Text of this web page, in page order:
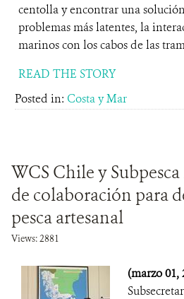
centolla y encontrar una
problemas más latentes, la
marinos con los cabos de las
READ THE STORY
Posted in: Costa y Mar
WCS Chile y
de colaboración para
pesca artesanal
Views: 2881
(marzo 01,